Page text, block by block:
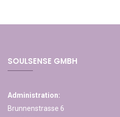
SOULSENSE GMBH
Administration:
Brunnenstrasse 6